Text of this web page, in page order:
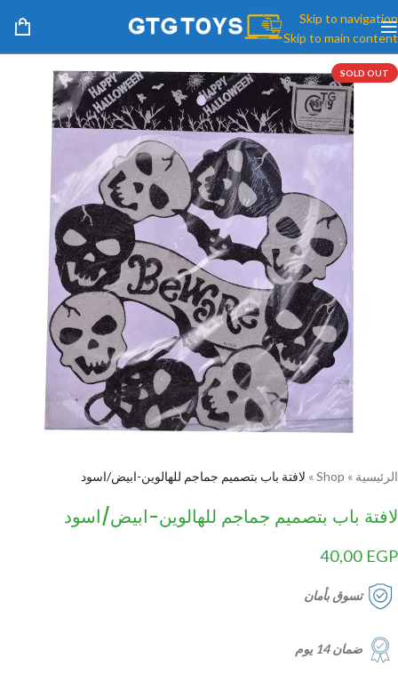
Skip to navigation
Skip to main content
SOLD OUT
الرئيسية »
Shop
» لافتة باب بتصميم جماجم للهالوين-ابيض/اسود
لافتة باب بتصميم جماجم للهالوين-ابيض/اسود
40,00 EGP
تسوق بأمان
ضمان 14 يوم